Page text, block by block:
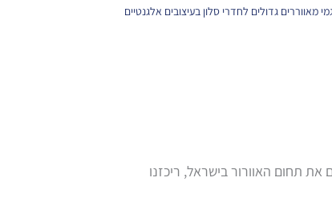
מאווררים גדולים לחדרי סלון בעיצובים אלגנטיים
תחום האוורור בישראל, ריכזנו